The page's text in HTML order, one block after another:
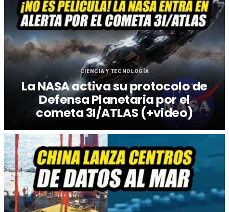
CIENCIA Y TECNOLOGÍA
La NASA activa su protocolo de
Defensa Planetaria por el
cometa 3I/ATLAS (+video)